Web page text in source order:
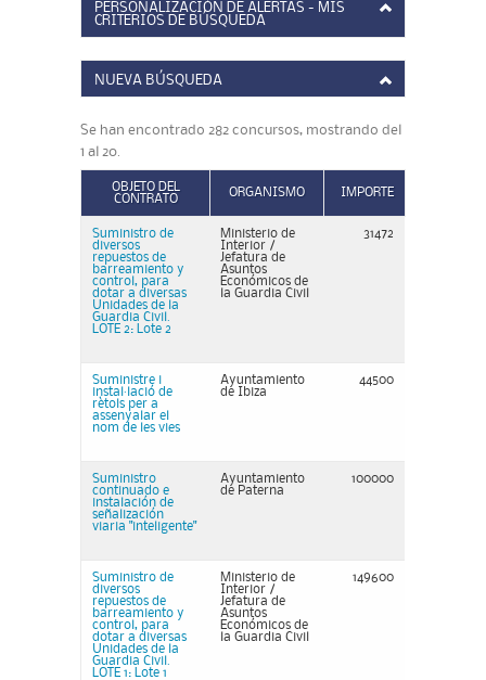
PERSONALIZACIÓN DE ALERTAS - MIS
CRITERIOS DE BÚSQUEDA
NUEVA BÚSQUEDA
Se han encontrado 282 concursos, mostrando del
1 al 20.
OBJETO DEL
CONTRATO
ORGANISMO IMPORTE
Suministro de
diversos
repuestos de
barreamiento y
control, para
dotar a diversas
Unidades de la
Guardia Civil.
LOTE 2: Lote 2
Ministerio de
Interior /
Jefatura de
Asuntos
Económicos de
la Guardia Civil
31472
Suministre i
instal·lació de
rètols per a
assenyalar el
nom de les vies
Ayuntamiento
de Ibiza
44500
Suministro
continuado e
instalación de
señalización
viaria "inteligente"
Ayuntamiento
de Paterna
100000
Suministro de
diversos
repuestos de
barreamiento y
control, para
dotar a diversas
Unidades de la
Guardia Civil.
LOTE 1: Lote 1
Ministerio de
Interior /
Jefatura de
Asuntos
Económicos de
la Guardia Civil
149600